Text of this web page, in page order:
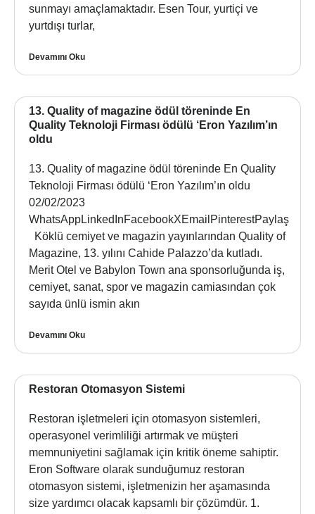
sunmayı amaçlamaktadır. Esen Tour, yurtiçi ve
yurtdışı turlar,
Devamını Oku
13. Quality of magazine ödül töreninde En
Quality Teknoloji Firması ödülü ‘Eron Yazılım’ın
oldu
13. Quality of magazine ödül töreninde En Quality
Teknoloji Firması ödülü ‘Eron Yazılım’ın oldu
02/02/2023
WhatsAppLinkedInFacebookXEmailPinterestPaylaş
Köklü cemiyet ve magazin yayınlarından Quality of
Magazine, 13. yılını Cahide Palazzo’da kutladı.
Merit Otel ve Babylon Town ana sponsorluğunda iş,
cemiyet, sanat, spor ve magazin camiasından çok
sayıda ünlü ismin akın
Devamını Oku
Restoran Otomasyon Sistemi
Restoran işletmeleri için otomasyon sistemleri,
operasyonel verimliliği artırmak ve müşteri
memnuniyetini sağlamak için kritik öneme sahiptir.
Eron Software olarak sunduğumuz restoran
otomasyon sistemi, işletmenizin her aşamasında
size yardımcı olacak kapsamlı bir çözümdür. 1.